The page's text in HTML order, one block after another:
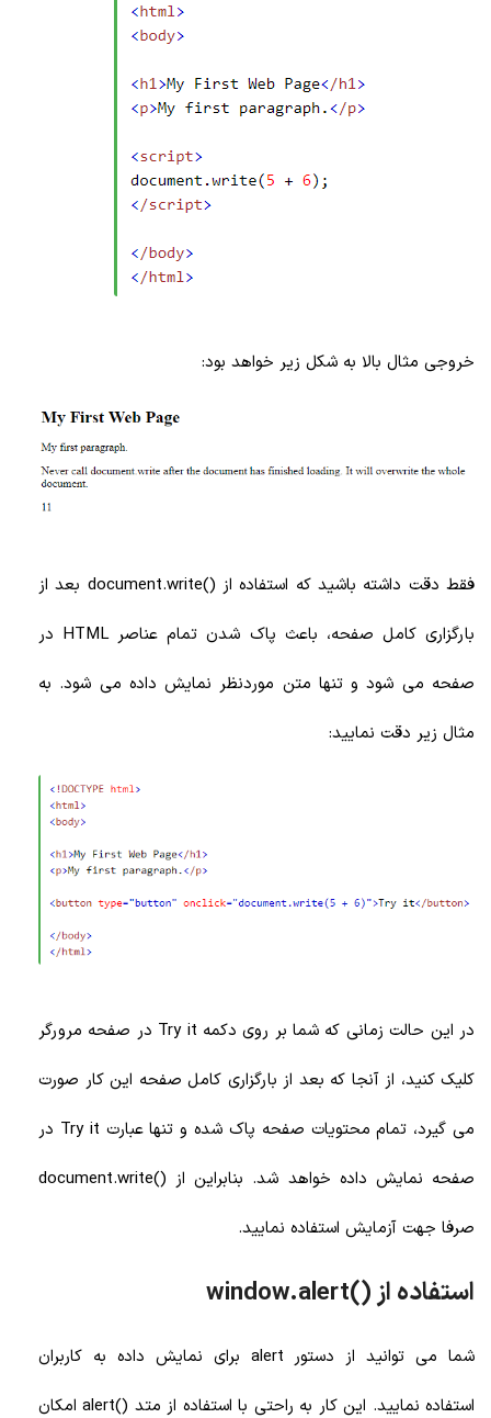
خروجی مثال بالا به شکل زیر خواهد بود:
فقط دقت داشته باشید که استفاده از ()document.write بعد از
بارگزاری کامل صفحه، باعث پاک شدن تمام عناصر HTML در
صفحه می شود و تنها متن موردنظر نمایش داده می شود. به
مثال زیر دقت نمایید:
در این حالت زمانی که شما بر روی دکمه Try it در صفحه مرورگر
کلیک کنید، از آنجا که بعد از بارگزاری کامل صفحه این کار صورت
می گیرد، تمام محتویات صفحه پاک شده و تنها عبارت Try it در
صفحه نمایش داده خواهد شد. بنابراین از ()document.write
صرفا جهت آزمایش استفاده نمایید.
استفاده از ()window.alert
شما می توانید از دستور alert برای نمایش داده به کاربران
استفاده نمایید. این کار به راحتی با استفاده از متد ()alert امکان